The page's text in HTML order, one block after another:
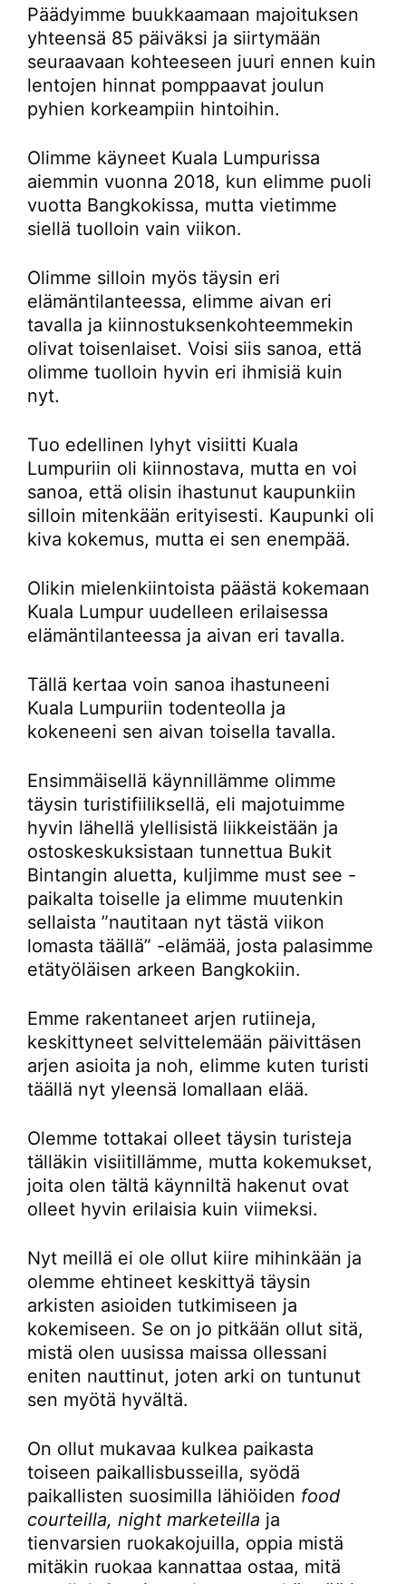
Päädyimme buukkaamaan majoituksen
yhteensä 85 päiväksi ja siirtymään
seuraavaan kohteeseen juuri ennen kuin
lentojen hinnat pomppaavat joulun
pyhien korkeampiin hintoihin.
Olimme käyneet Kuala Lumpurissa
aiemmin vuonna 2018, kun elimme puoli
vuotta Bangkokissa, mutta vietimme
siellä tuolloin vain viikon.
Olimme silloin myös täysin eri
elämäntilanteessa, elimme aivan eri
tavalla ja kiinnostuksenkohteemmekin
olivat toisenlaiset. Voisi siis sanoa, että
olimme tuolloin hyvin eri ihmisiä kuin
nyt.
Tuo edellinen lyhyt visiitti Kuala
Lumpuriin oli kiinnostava, mutta en voi
sanoa, että olisin ihastunut kaupunkiin
silloin mitenkään erityisesti. Kaupunki oli
kiva kokemus, mutta ei sen enempää.
Olikin mielenkiintoista päästä kokemaan
Kuala Lumpur uudelleen erilaisessa
elämäntilanteessa ja aivan eri tavalla.
Tällä kertaa voin sanoa ihastuneeni
Kuala Lumpuriin todenteolla ja
kokeneeni sen aivan toisella tavalla.
Ensimmäisellä käynnillämme olimme
täysin turistifiiliksellä, eli majotuimme
hyvin lähellä ylellisistä liikkeistään ja
ostoskeskuksistaan tunnettua Bukit
Bintangin aluetta, kuljimme must see -
paikalta toiselle ja elimme muutenkin
sellaista ”nautitaan nyt tästä viikon
lomasta täällä” -elämää, josta palasimme
etätyöläisen arkeen Bangkokiin.
Emme rakentaneet arjen rutiineja,
keskittyneet selvittelemään päivittäsen
arjen asioita ja noh, elimme kuten turisti
täällä nyt yleensä lomallaan elää.
Olemme tottakai olleet täysin turisteja
tälläkin visiitillämme, mutta kokemukset,
joita olen tältä käynniltä hakenut ovat
olleet hyvin erilaisia kuin viimeksi.
Nyt meillä ei ole ollut kiire mihinkään ja
olemme ehtineet keskittyä täysin
arkisten asioiden tutkimiseen ja
kokemiseen. Se on jo pitkään ollut sitä,
mistä olen uusissa maissa ollessani
eniten nauttinut, joten arki on tuntunut
sen myötä hyvältä.
On ollut mukavaa kulkea paikasta
toiseen paikallisbusseilla, syödä
paikallisten suosimilla lähiöiden food
courteilla, night marketeilla ja
tienvarsien ruokakojuilla, oppia mistä
mitäkin ruokaa kannattaa ostaa, mitä